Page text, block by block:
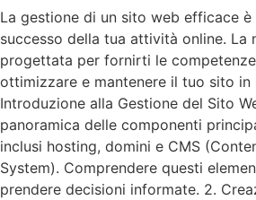
La gestione di un sito web efficace
successo della tua attività online. La
progettata per fornirti le
ottimizzare e mantenere il tuo sito in
Introduzione alla Gestione del Sito
panoramica delle componenti
inclusi hosting, domini e CMS
System). Comprendere questi
prendere decisioni informate. 2.